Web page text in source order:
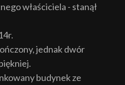
właściciela - stanął
jednak dwór
budynek ze